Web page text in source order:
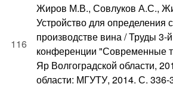
116
Жиров М.В., Совлуков А.С.,
Устройство для определения
производстве вина / Труды
конференции "Современные
Яр Волгоградской области,
области: МГУТУ, 2014. С. 336-